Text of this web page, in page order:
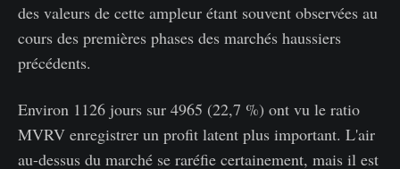
des valeurs de cette ampleur étant souvent observées au
cours des premières phases des marchés haussiers
précédents.
Environ 1126 jours sur 4965 (22,7 %) ont vu le ratio
MVRV enregistrer un profit latent plus important. L'air
au-dessus du marché se raréfie certainement, mais il est